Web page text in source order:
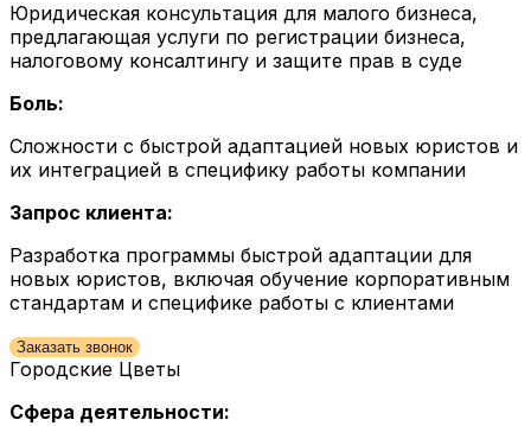
Юридическая консультация для малого бизнеса,
предлагающая услуги по регистрации бизнеса,
налоговому консалтингу и защите прав в суде
Боль:
Сложности с быстрой адаптацией новых юристов и
их интеграцией в специфику работы компании
Запрос клиента:
Разработка программы быстрой адаптации для
новых юристов, включая обучение корпоративным
стандартам и специфике работы с клиентами
Заказать звонок
Городские Цветы
Сфера деятельности: